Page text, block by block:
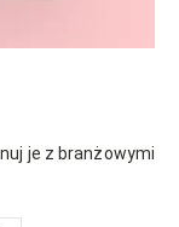
je z branżowymi